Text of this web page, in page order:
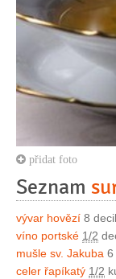
přidat foto
Seznam
vývar hovězí 8
víno portské 1/2
mušle sv. Jakuba 6
celer řapíkatý 1/2